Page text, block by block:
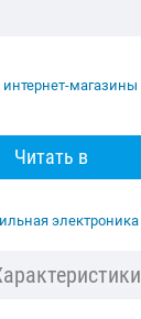
Читать в
электроника